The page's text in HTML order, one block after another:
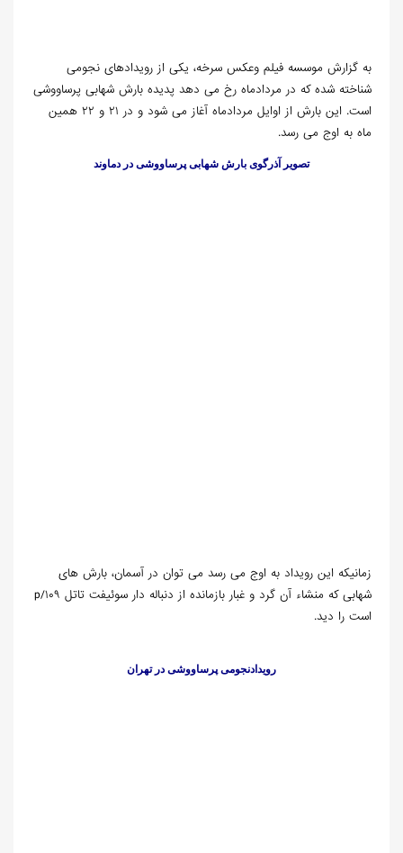
به گزارش موسسه فیلم وعکس سرخه، یکی از رویدادهای نجومی
شناخته شده که در مردادماه رخ می دهد پدیده بارش شهابی پرساووشی
است. این بارش از اوایل مردادماه آغاز می شود و در ۲۱ و ۲۲ همین
ماه به اوج می رسد.
تصویر آذرگوی بارش شهابی پرساووشی در دماوند
زمانیکه این رویداد به اوج می رسد می توان در آسمان، بارش های
شهابی که منشاء آن گرد و غبار بازمانده از دنباله دار سوئیفت تاتل p/۱۰۹
است را دید.
رویدادنجومی پرساووشی در تهران